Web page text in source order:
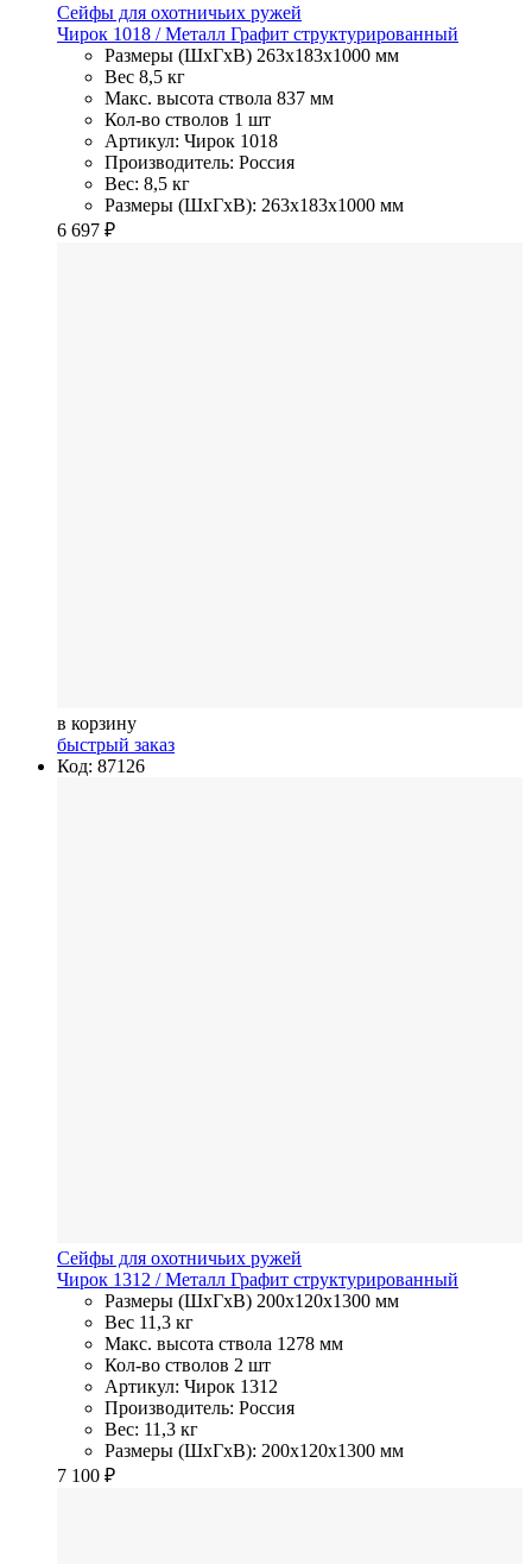
Сейфы для охотничьих ружей
Чирок 1018 / Металл Графит структурированный
Размеры (ШхГхВ) 263x183x1000 мм
Вес 8,5 кг
Макс. высота ствола 837 мм
Кол-во стволов 1 шт
Артикул: Чирок 1018
Производитель: Россия
Вес: 8,5 кг
Размеры (ШхГхВ): 263x183x1000 мм
6 697 ₽
в корзину
быстрый заказ
Код: 87126
Сейфы для охотничьих ружей
Чирок 1312 / Металл Графит структурированный
Размеры (ШхГхВ) 200x120x1300 мм
Вес 11,3 кг
Макс. высота ствола 1278 мм
Кол-во стволов 2 шт
Артикул: Чирок 1312
Производитель: Россия
Вес: 11,3 кг
Размеры (ШхГхВ): 200x120x1300 мм
7 100 ₽